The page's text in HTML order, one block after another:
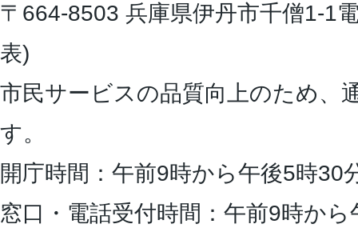
〒664-8503 兵庫県伊丹市千僧1-1
表)
市民サービスの品質向上のため、
す。
開庁時間：午前9時から午後5時30
窓口・電話受付時間：午前9時か